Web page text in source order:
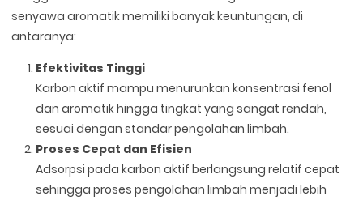
senyawa aromatik memiliki banyak keuntungan, di
antaranya:
Efektivitas Tinggi
Karbon aktif mampu menurunkan konsentrasi fenol
dan aromatik hingga tingkat yang sangat rendah,
sesuai dengan standar pengolahan limbah.
Proses Cepat dan Efisien
Adsorpsi pada karbon aktif berlangsung relatif cepat
sehingga proses pengolahan limbah menjadi lebih